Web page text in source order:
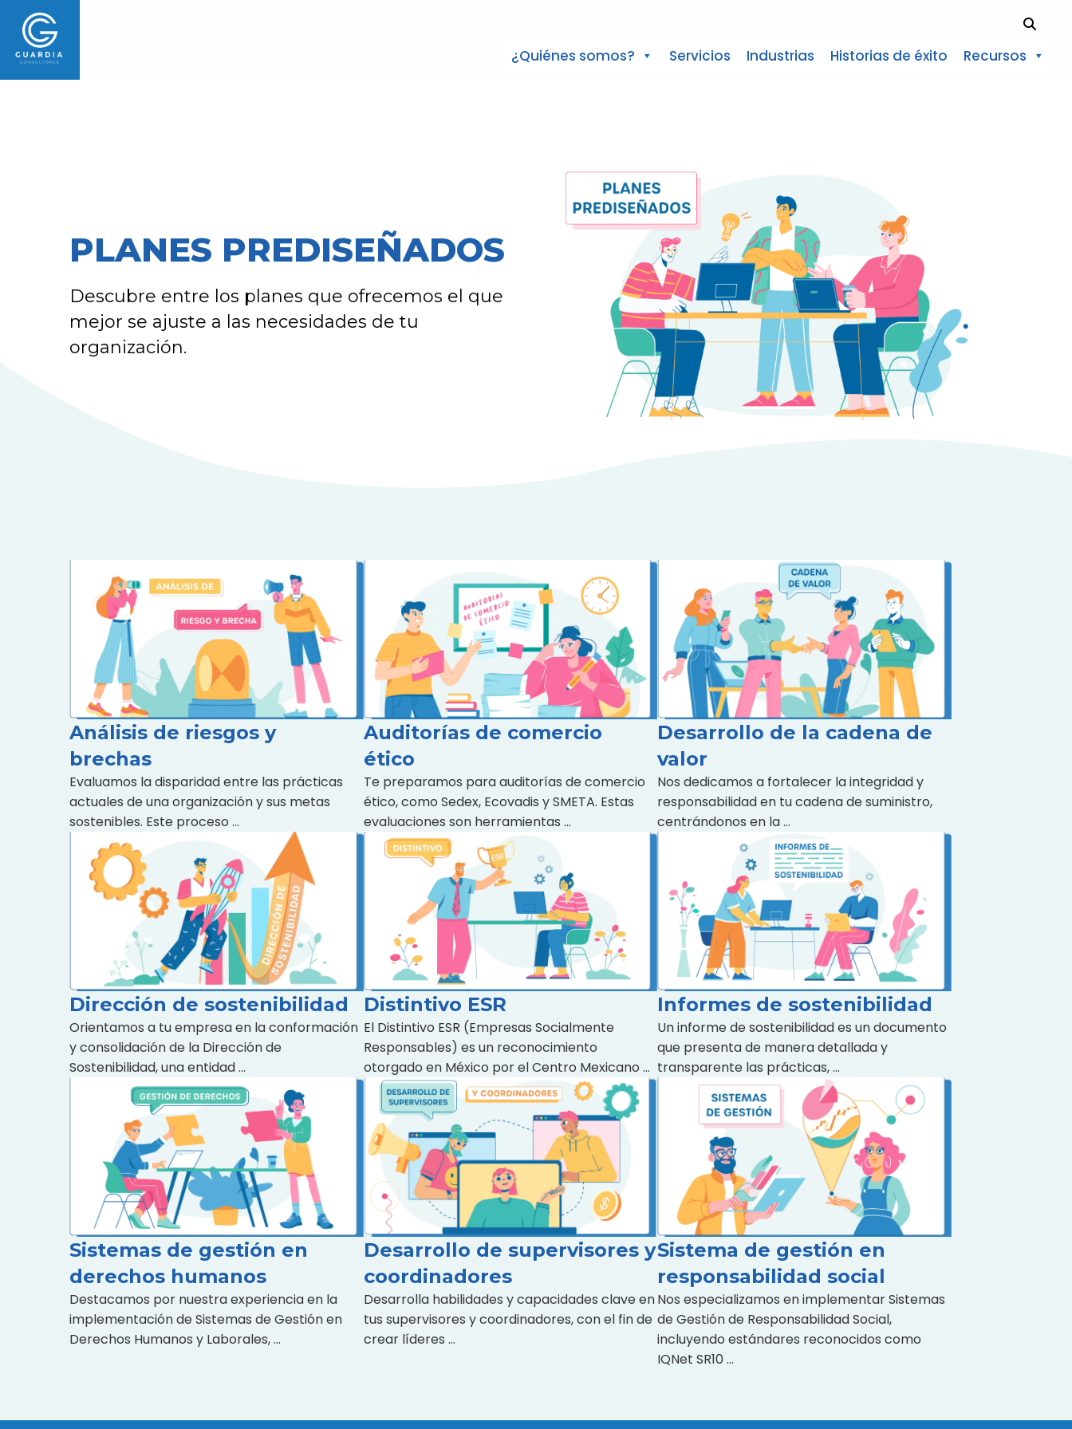
content
Search
¿Quiénes somos? Servicios Industrias Historias de éxito Recursos
PLANES PREDISEÑADOS
Descubre entre los planes que ofrecemos el que
mejor se ajuste a las necesidades de tu
organización.
Análisis de riesgos y
brechas
Evaluamos la disparidad entre las prácticas
actuales de una organización y sus metas
sostenibles. Este proceso …
Auditorías de comercio
ético
Te preparamos para auditorías de comercio
ético, como Sedex, Ecovadis y SMETA. Estas
evaluaciones son herramientas …
Desarrollo de la cadena de
valor
Nos dedicamos a fortalecer la integridad y
responsabilidad en tu cadena de suministro,
centrándonos en la …
Dirección de sostenibilidad
Orientamos a tu empresa en la conformación
y consolidación de la Dirección de
Sostenibilidad, una entidad …
Distintivo ESR
El Distintivo ESR (Empresas Socialmente
Responsables) es un reconocimiento
otorgado en México por el Centro Mexicano …
Informes de sostenibilidad
Un informe de sostenibilidad es un documento
que presenta de manera detallada y
transparente las prácticas, …
Sistemas de gestión en
derechos humanos
Destacamos por nuestra experiencia en la
implementación de Sistemas de Gestión en
Derechos Humanos y Laborales, …
Desarrollo de supervisores y
coordinadores
Desarrolla habilidades y capacidades clave en
tus supervisores y coordinadores, con el fin de
crear líderes …
Sistema de gestión en
responsabilidad social
Nos especializamos en implementar Sistemas
de Gestión de Responsabilidad Social,
incluyendo estándares reconocidos como
IQNet SR10 …